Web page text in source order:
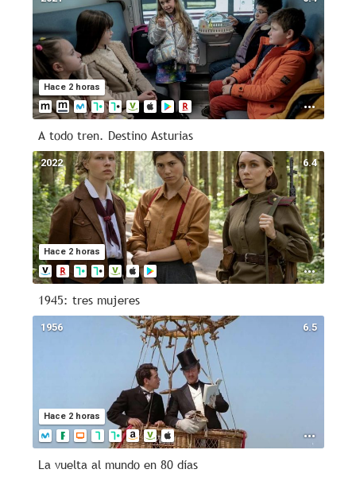
Hace 2 horas
A todo tren. Destino Asturias
6.4
Hace 2 horas
2022
1945: tres mujeres
6.5
Hace 2 horas
1956
La vuelta al mundo en 80 días